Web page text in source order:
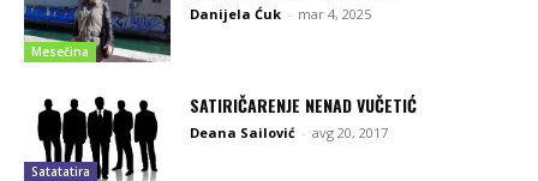
Mesečina
Danijela Ćuk - mar 4, 2025
Satatatira
SATIRIČARENJE NENAD VUČETIĆ
Deana Sailović - avg 20, 2017